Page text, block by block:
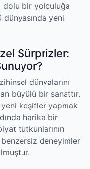
dolu bir yolculuğa
yeni
Sürprizler:
dünyalarını
büyülü bir sanattır.
keşifler yapmak
harika bir
tutkunlarının
benzersiz deneyimler